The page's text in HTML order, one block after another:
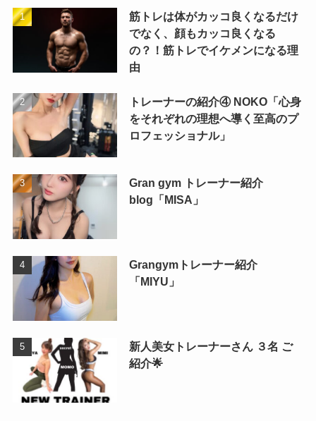
筋トレは体がカッコ良くなるだけ
でなく、顔もカッコ良くなる
の？！筋トレでイケメンになる理
由
トレーナーの紹介④ NOKO「心身
をそれぞれの理想へ導く至高のプ
ロフェッショナル」
Gran gym トレーナー紹介
blog「MISA」
Grangymトレーナー紹介
「MIYU」
新人美女トレーナーさん ３名 ご
紹介🌟